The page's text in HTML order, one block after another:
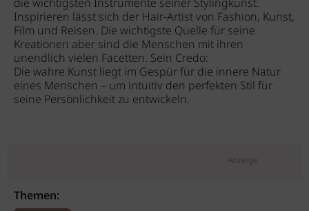
die wichtigsten Instrumente seiner Stylingkunst.
Inspirieren lässt sich der Hair-Artist von Fashion, Kunst,
Film und Reisen. Die wichtigste Quelle für seine
Kreationen aber sind die Menschen mit ihren
unendlich vielen Facetten. Sein Credo:
Die wahre Kunst liegt im Gespür für die innere Natur
eines Menschen – um intuitiv den perfekten Stil für
seine Persönlichkeit zu entwickeln.
Anzeige
Themen: